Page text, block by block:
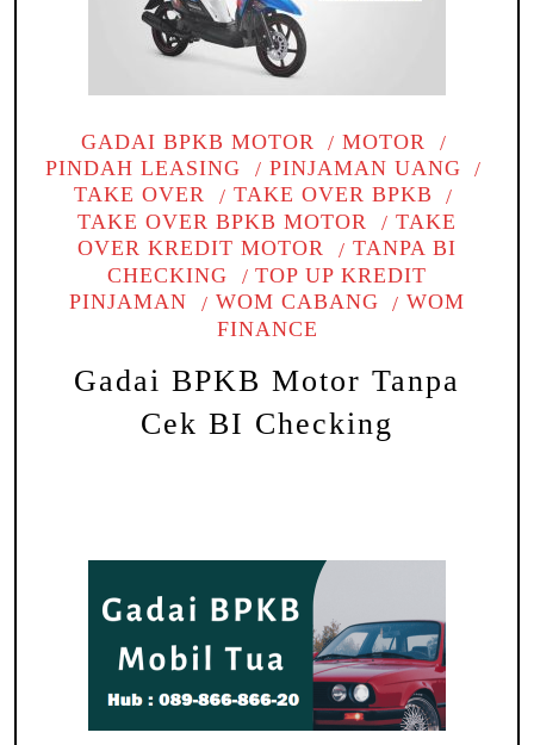
GADAI BPKB MOTOR
MOTOR
PINDAH LEASING
PINJAMAN UANG
TAKE OVER
TAKE OVER BPKB
TAKE OVER BPKB MOTOR
TAKE
OVER KREDIT MOTOR
TANPA BI
CHECKING
TOP UP KREDIT
PINJAMAN
WOM CABANG
WOM
FINANCE
Gadai BPKB Motor Tanpa
Cek BI Checking